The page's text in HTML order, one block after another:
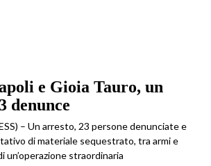
e Gioia Tauro, un
denunce
– Un arresto, 23 persone denunciate e
di materiale sequestrato, tra armi e
un’operazione straordinaria